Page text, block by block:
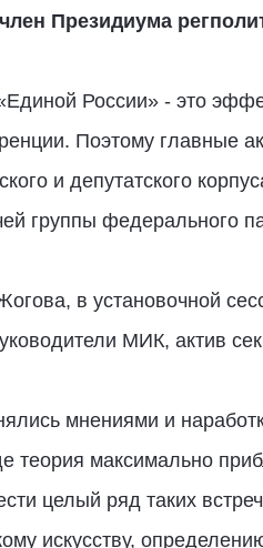
Президиума
России» - это
Поэтому главные
и депутатского
группы федерального
в установочной
МИК, актив
мнениями и
теория максимально
целый ряд таких
искусству,